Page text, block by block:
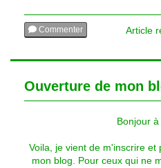
Article
Commenter
Ouverture de mon
Bonjour
Voila, je vient de m'inscrire
mon blog. Pour ceux qui ne